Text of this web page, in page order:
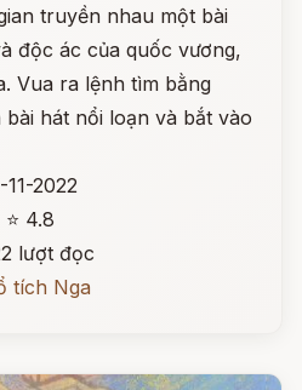
truyền nhau một bài
độc ác của quốc vương,
Vua ra lệnh tìm bằng
hát nổi loạn và bắt vào
11-2022
⭐ 4.8
lượt đọc
tích Nga